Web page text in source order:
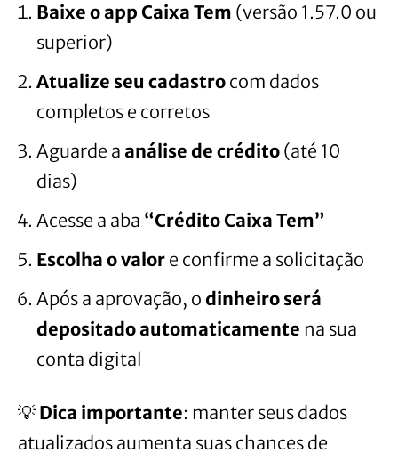
Baixe o app Caixa Tem (versão 1.57.0 ou
superior)
Atualize seu cadastro com dados
completos e corretos
Aguarde a análise de crédito (até 10
dias)
Acesse a aba “Crédito Caixa Tem”
Escolha o valor e confirme a solicitação
Após a aprovação, o dinheiro será
depositado automaticamente na sua
conta digital
💡 Dica importante: manter seus dados
atualizados aumenta suas chances de